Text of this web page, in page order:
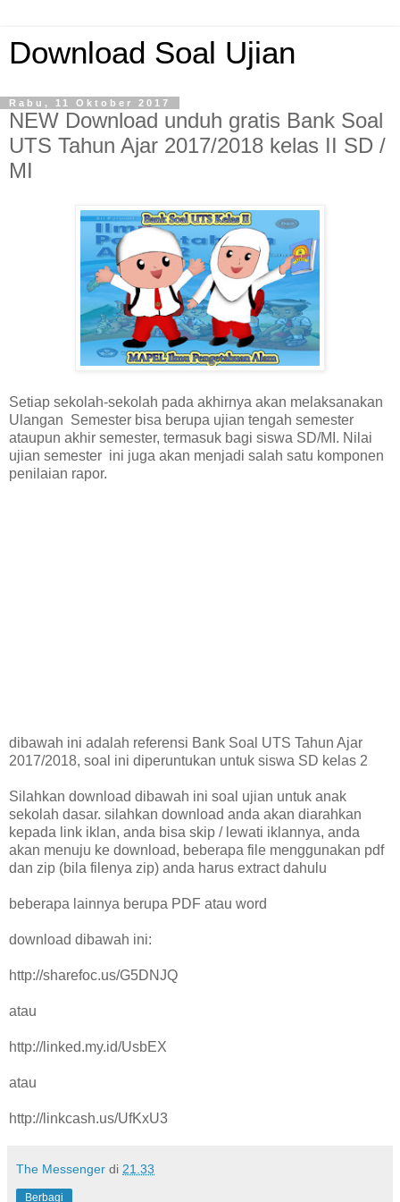
Download Soal Ujian
Rabu, 11 Oktober 2017
NEW Download unduh gratis Bank Soal
UTS Tahun Ajar 2017/2018 kelas II SD /
MI
Setiap sekolah-sekolah pada akhirnya akan melaksanakan
Ulangan Semester bisa berupa ujian tengah semester
ataupun akhir semester, termasuk bagi siswa SD/MI. Nilai
ujian semester ini juga akan menjadi salah satu komponen
penilaian rapor.
dibawah ini adalah referensi Bank Soal UTS Tahun Ajar
2017/2018, soal ini diperuntukan untuk siswa SD kelas 2
Silahkan download dibawah ini soal ujian untuk anak
sekolah dasar. silahkan download anda akan diarahkan
kepada link iklan, anda bisa skip / lewati iklannya, anda
akan menuju ke download, beberapa file menggunakan pdf
dan zip (bila filenya zip) anda harus extract dahulu
beberapa lainnya berupa PDF atau word
download dibawah ini:
http://sharefoc.us/G5DNJQ
atau
http://linked.my.id/UsbEX
atau
http://linkcash.us/UfKxU3
The Messenger di 21.33
Berbagi